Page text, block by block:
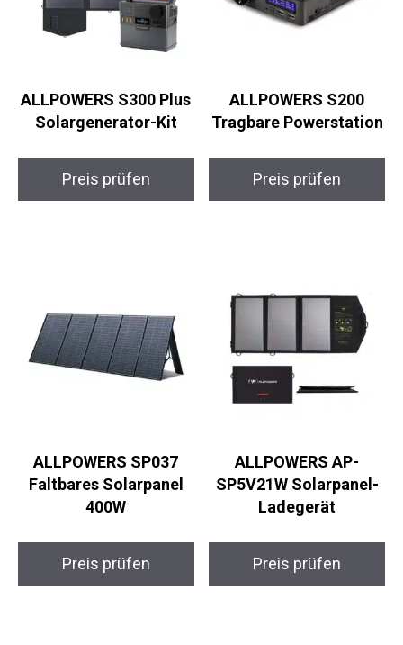
ALLPOWERS S300 Plus
Solargenerator-Kit
Preis prüfen
ALLPOWERS S200
Tragbare Powerstation
Preis prüfen
ALLPOWERS SP037
Faltbares Solarpanel
400W
Preis prüfen
ALLPOWERS AP-
SP5V21W Solarpanel-
Ladegerät
Preis prüfen